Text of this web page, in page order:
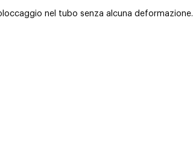
nel tubo senza alcuna deformazione.